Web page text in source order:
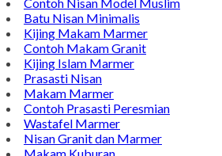
Hubungi Kami
Kijing Makam Islam
Batu Nisan Marmer
Daftar Harga Batu Nisan
Plakat Vandel
Makam Granite Kristen
Wastafel Batu Kali
Batu Nisan Marmer
Contoh Bongpay Kristen
Contoh Vandel Marmer